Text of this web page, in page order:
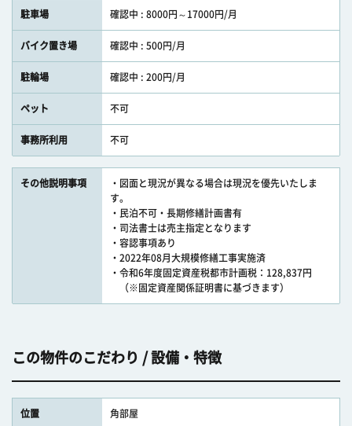
駐車場 確認中 : 8000円～17000円/月
バイク置き場 確認中 : 500円/月
駐輪場 確認中 : 200円/月
ペット 不可
事務所利用 不可
その他説明事項
・図面と現況が異なる場合は現況を優先いたしま
す。
・民泊不可・長期修繕計画書有
・司法書士は売主指定となります
・容認事項あり
・2022年08月大規模修繕工事実施済
・令和6年度固定資産税都市計画税：128,837円
（※固定資産関係証明書に基づきます）
この物件のこだわり / 設備・特徴
位置 角部屋